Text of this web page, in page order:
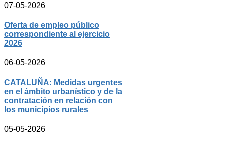
07-05-2026
Oferta de empleo público
correspondiente al ejercicio
2026
06-05-2026
CATALUÑA: Medidas urgentes
en el ámbito urbanístico y de la
contratación en relación con
los municipios rurales
05-05-2026